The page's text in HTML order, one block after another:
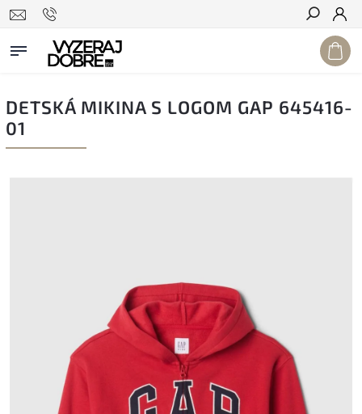
Hľadať
DETSKÁ MIKINA S LOGOM GAP 645416-
01